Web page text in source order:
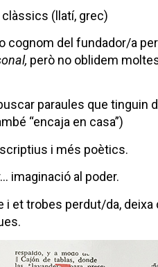
clàssics (llatí, grec)
cognom del fundador/a
però no oblidem
paraules que tinguin
“encaja en casa”)
i més poètics.
imaginació al poder.
et trobes perdut/da,